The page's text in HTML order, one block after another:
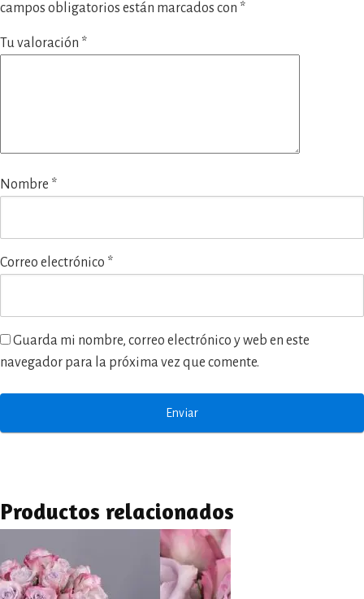
campos obligatorios están marcados con *
Tu valoración *
Nombre *
Correo electrónico *
Guarda mi nombre, correo electrónico y web en este
navegador para la próxima vez que comente.
Productos relacionados